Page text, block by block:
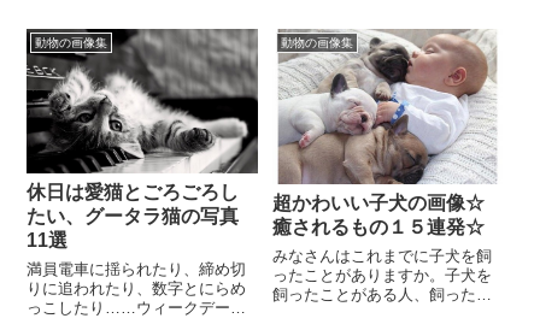
情はたくさんありすぎて、犬好
きは犬をどれだけ見て...
うに、犬はどんな時代にあって
もかわいい魅力を持っ...
動物の画像集
休日は愛猫とごろごろし
たい、グータラ猫の写真
11選
満員電車に揺られたり、締め切
りに追われたり、数字とにらめ
っこしたり……ウィークデーは
動物の画像集
超かわいい子犬の画像☆
癒されるもの１５連発☆
みなさんはこれまでに子犬を飼
ったことがありますか。子犬を
飼ったことがある人、飼ったこ